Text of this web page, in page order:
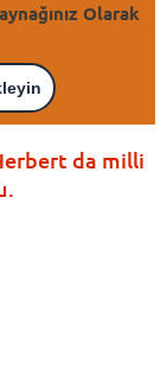
Olarak
da milli